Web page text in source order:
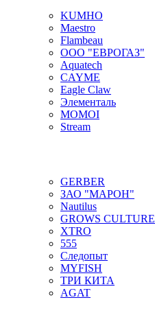
KUMHO
Maestro
Flambeau
ООО "ЕВРОГАЗ"
Aquatech
CAYME
Eagle Claw
Элементаль
MOMOI
Stream
GERBER
ЗАО "МАРОН"
Nautilus
GROWS CULTURE
XTRO
555
Следопыт
MYFISH
ТРИ КИТА
AGAT